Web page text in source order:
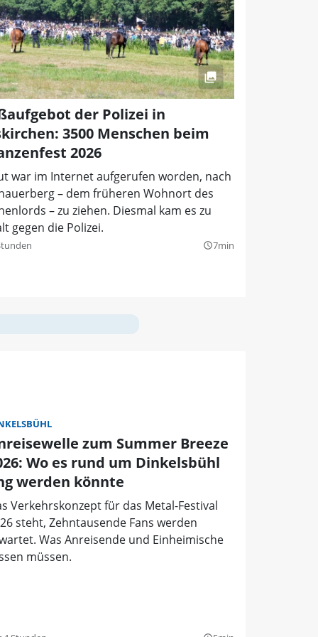
der Polizei in
3500 Menschen beim
2026
war im Internet aufgerufen worden, nach
– dem früheren Wohnort des
– zu ziehen. Diesmal kam es zu
gegen die Polizei.
query_builder7min
zum Summer Breeze
Wo es rund um Dinkelsbühl
werden könnte
Verkehrskonzept für das Metal-Festival
steht, Zehntausende Fans werden
Was Anreisende und Einheimische
müssen.